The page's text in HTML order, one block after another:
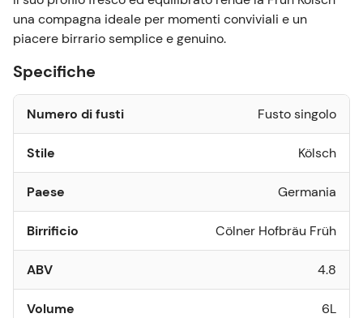
una compagna ideale per momenti conviviali e un
piacere birrario semplice e genuino.
Specifiche
Numero di fusti Fusto singolo
Stile Kölsch
Paese Germania
Birrificio Cölner Hofbräu Früh
ABV 4.8
Volume 6L